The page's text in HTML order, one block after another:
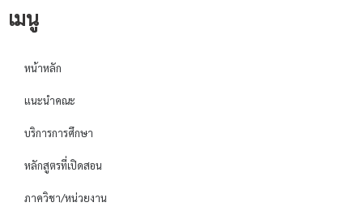
เมนู
หน้าหลัก
แนะนำคณะ
บริการการศึกษา
หลักสูตรที่เปิดสอน
ภาควิชา/หน่วยงาน